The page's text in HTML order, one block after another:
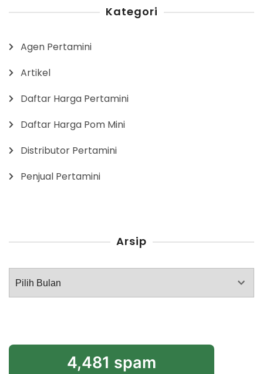
Kategori
Agen Pertamini
Artikel
Daftar Harga Pertamini
Daftar Harga Pom Mini
Distributor Pertamini
Penjual Pertamini
Arsip
Arsip
4,481 spam